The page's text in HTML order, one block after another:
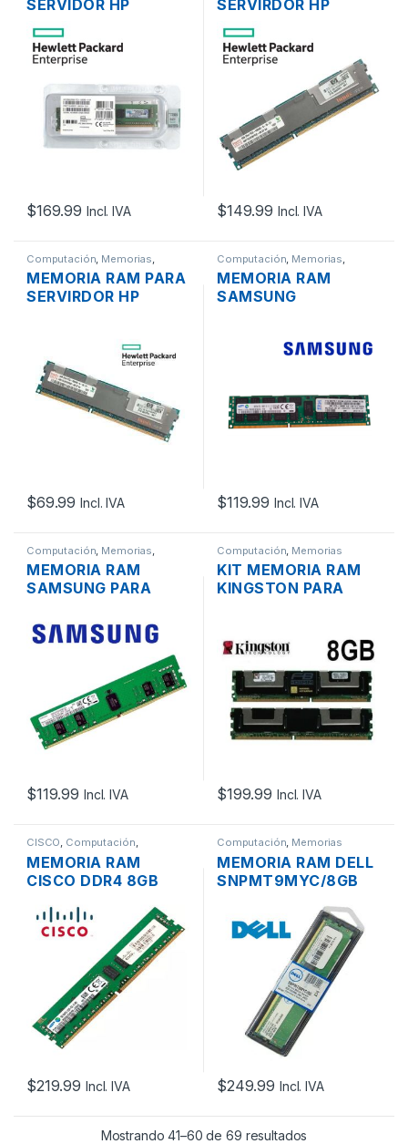
SERVIDOR HP
PROLIANT 669324-
B21 DDR3 8GB 2RX8
PC3-12800 DE
UNBUFFERED ECC
$169.99 Incl. IVA
SERVIRDOR HP
500203-061 DDR3
4GB 2RX4 PC3-
10600R 1333MHZ
ECC REGISTERED
$149.99 Incl. IVA
Computación Memorias
Servidores - PCs
MEMORIA RAM PARA
SERVIRDOR HP
10600R 1333MHZ
ECC REGISTERED
$69.99 Incl. IVA
Computación Memorias
Servidores - PCs
MEMORIA RAM
SAMSUNG
PC3L-10600R
$119.99 Incl. IVA
Computación Memorias
Servidores - PCs
MEMORIA RAM
SAMSUNG PARA
IBM DDR4 8GB 1RX8
PC4-21300 2666MHZ
ECC REGISTERED
$119.99 Incl. IVA
Computación Memorias
KIT MEMORIA RAM
KINGSTON PARA
8GB (2X4GB) 2RX8
PC2-5300 DE
667MHZ
$199.99 Incl. IVA
CISCO Computación
Memorias
MEMORIA RAM
CISCO DDR4 8GB
2133MHZ ECC
REGISTERED
$219.99 Incl. IVA
Computación Memorias
MEMORIA RAM DELL
SNPMT9MYC/8GB
19200 2400MHZ
UNBUFFERED ECC
$249.99 Incl. IVA
Mostrando 41–60 de 69 resultados